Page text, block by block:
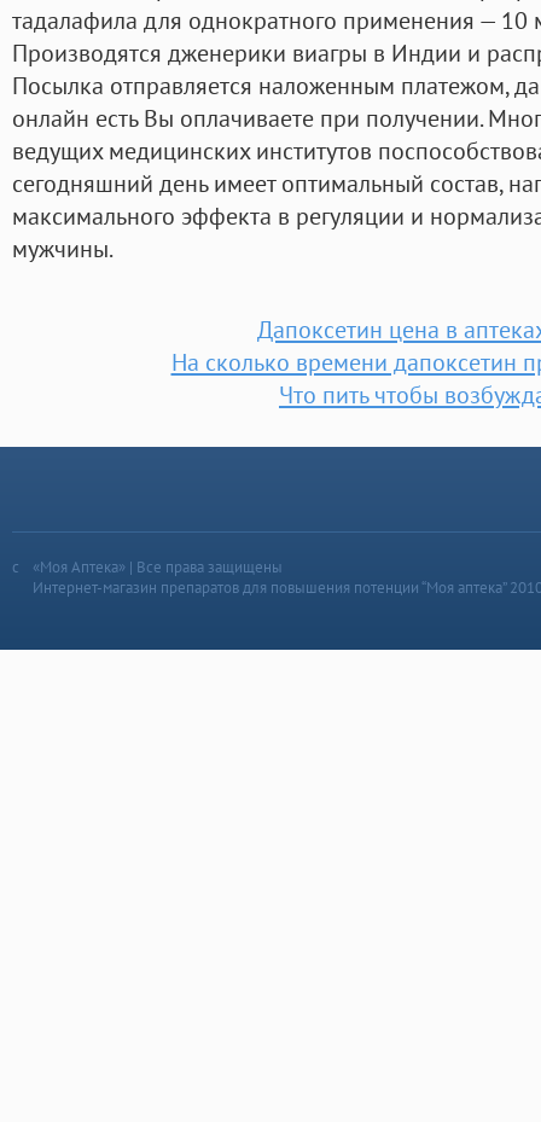
тадалафила для однократного применения — 10
Производятся дженерики виагры в Индии и
Посылка отправляется наложенным платежом,
онлайн есть Вы оплачиваете при получении.
ведущих медицинских институтов
сегодняшний день имеет оптимальный состав,
максимального эффекта в регуляции и
мужчины.
Дапоксетин цена в
На сколько времени дапоксетин
Что пить чтобы
«Моя Аптека» | Все права защищены
Интернет-магазин препаратов для повышения потенции “Моя аптека”